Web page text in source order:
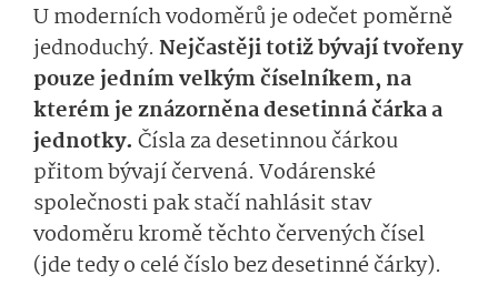
U moderních vodoměrů je odečet poměrně
jednoduchý. Nejčastěji totiž bývají tvořeny
pouze jedním velkým číselníkem, na
kterém je znázorněna desetinná čárka a
jednotky. Čísla za desetinnou čárkou
přitom bývají červená. Vodárenské
společnosti pak stačí nahlásit stav
vodoměru kromě těchto červených čísel
(jde tedy o celé číslo bez desetinné čárky).